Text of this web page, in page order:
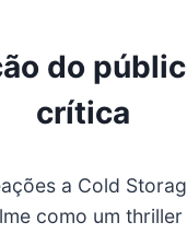
do
crítica
a Cold
como um